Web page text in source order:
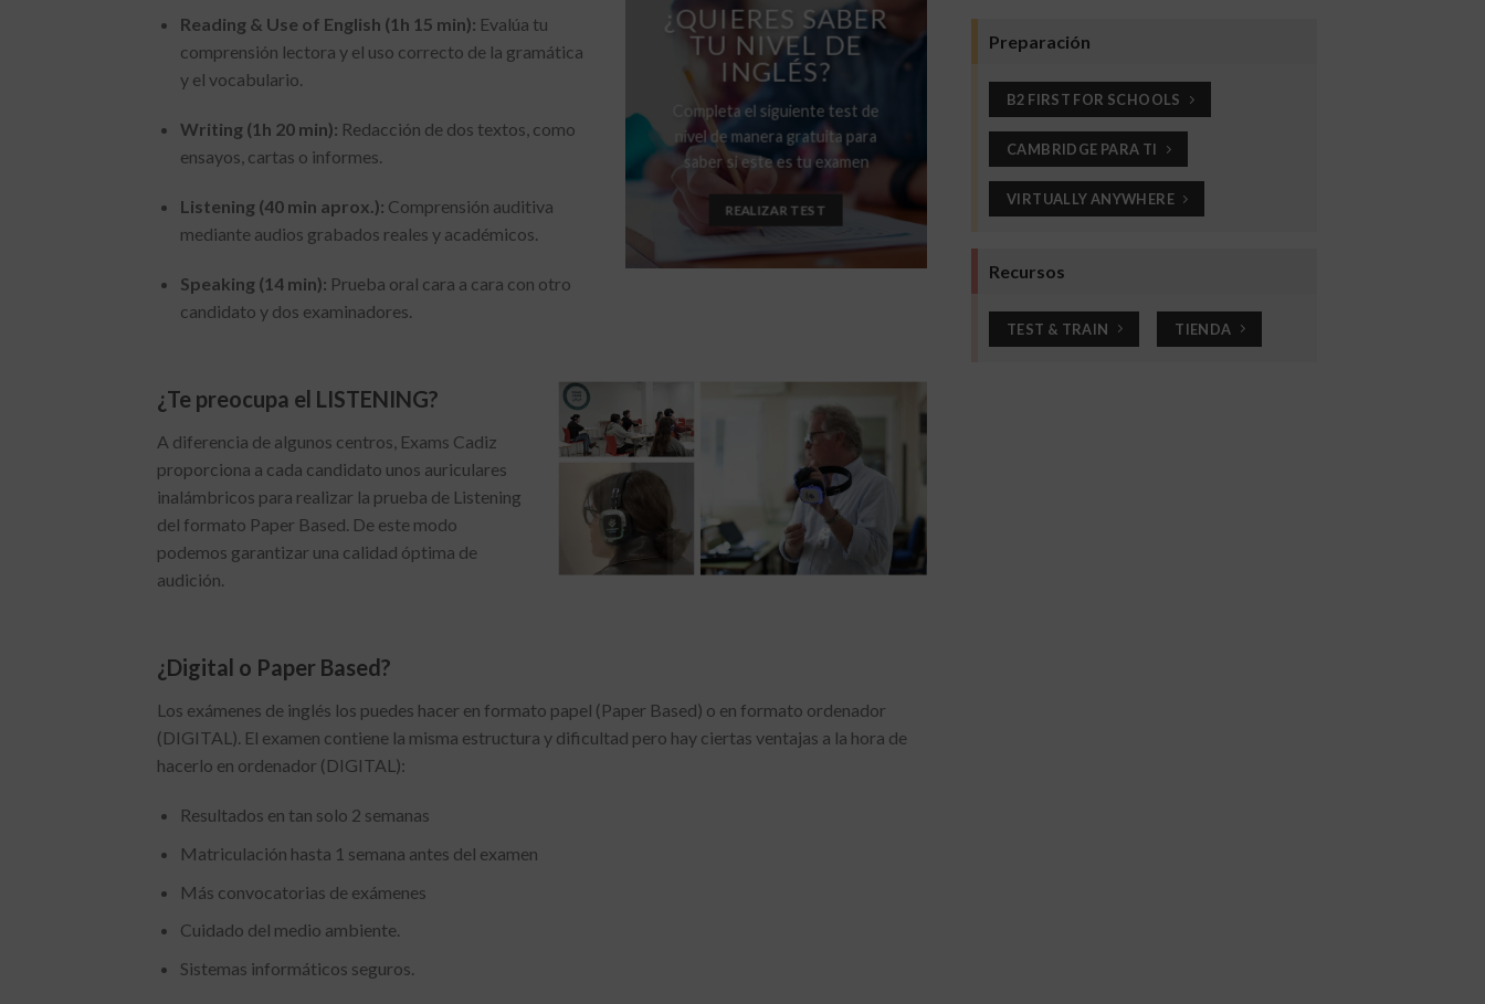
Reading & Use of English (1h 15 min): Evalúa tu
comprensión lectora y el uso correcto de la gramática
y el vocabulario.
Writing (1h 20 min): Redacción de dos textos, como
ensayos, cartas o informes.
Listening (40 min aprox.): Comprensión auditiva
mediante audios grabados reales y académicos.
Speaking (14 min): Prueba oral cara a cara con otro
candidato y dos examinadores.
¿QUIERES SABER
TU NIVEL DE
INGLÉS?
Completa el siguiente test de
nivel de manera gratuita para
saber si este es tu examen
REALIZAR TEST
¿Te preocupa el LISTENING?
A diferencia de algunos centros, Exams Cadiz
proporciona a cada candidato unos auriculares
inalámbricos para realizar la prueba de Listening
del formato Paper Based. De este modo
podemos garantizar una calidad óptima de
audición.
¿Digital o Paper Based?
Los exámenes de inglés los puedes hacer en formato papel (Paper Based) o en formato ordenador
(DIGITAL). El examen contiene la misma estructura y dificultad pero hay ciertas ventajas a la hora de
hacerlo en ordenador (DIGITAL):
Resultados en tan solo 2 semanas
Matriculación hasta 1 semana antes del examen
Más convocatorias de exámenes
Cuidado del medio ambiente.
Sistemas informáticos seguros.
Preparación
B2 FIRST FOR SCHOOLS
CAMBRIDGE PARA TI
VIRTUALLY ANYWHERE
Recursos
TEST & TRAIN TIENDA